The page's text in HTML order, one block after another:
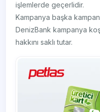
işlemlerde geçerlidir.
Kampanya başka
DenizBank kampanya
hakkını saklı tutar.